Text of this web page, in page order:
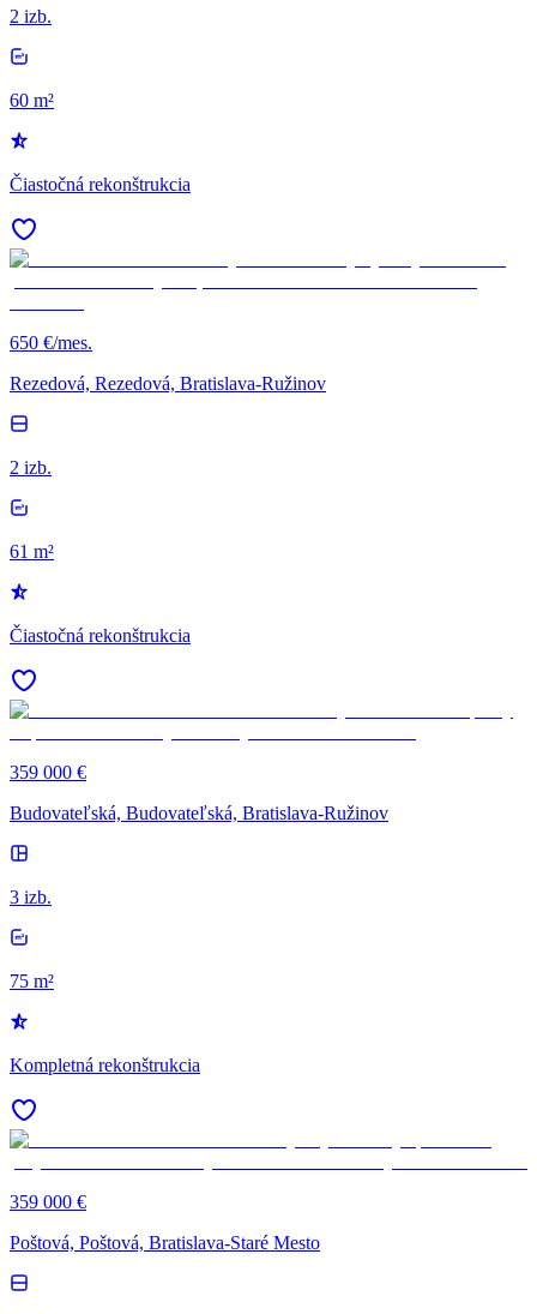
2 izb.
60 m²
Čiastočná rekonštrukcia
650 €/mes.
Rezedová, Rezedová, Bratislava-Ružinov
2 izb.
61 m²
Čiastočná rekonštrukcia
359 000 €
Budovateľská, Budovateľská, Bratislava-Ružinov
3 izb.
75 m²
Kompletná rekonštrukcia
359 000 €
Poštová, Poštová, Bratislava-Staré Mesto